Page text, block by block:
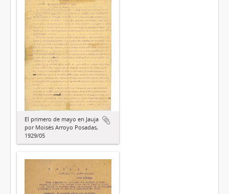
El primero de mayo en Jauja
por Moisés Arroyo Posadas,
1929/05